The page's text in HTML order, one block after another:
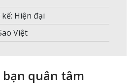
Hiện đại
Việt
bạn quân tâm